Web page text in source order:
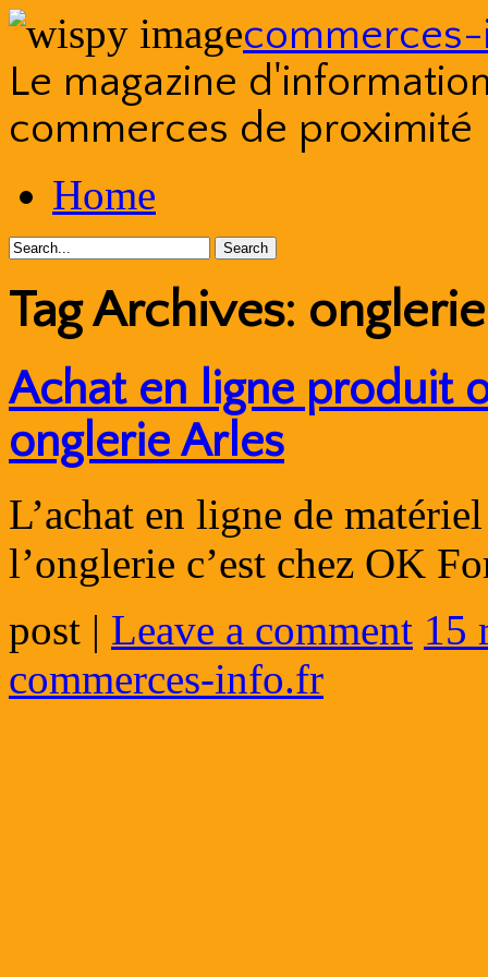
Le magazine
commerces de proximité
to
contentHome
Tag Archives:
Achat en ligne produit
onglerie Arles
L’achat en ligne de
l’onglerie c’est chez OK
post | Leave a comment 15
commerces-info.fr